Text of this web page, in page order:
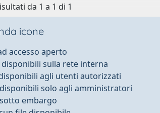
da 1 a 1 di 1
icone
accesso aperto
sulla rete interna
agli utenti autorizzati
solo agli amministratori
embargo